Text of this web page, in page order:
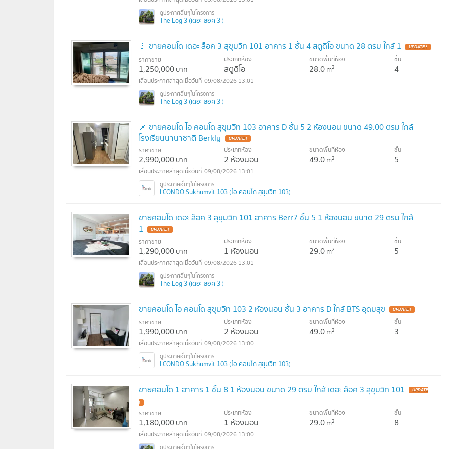
The Log 3 (เดอะ ลอค 3 )
🚩 ขายคอนโด เดอะ ล็อค 3 สุขุมวิท 101 อาคาร 1 ชั้น 4 สตูดิโอ ขนาด 28 ตรม ใกล้ 1 UPDATE !
ราคาขาย
1,250,000บาท
ประเภทห้อง
สตูดิโอ
ขนาดพื้นที่ห้อง
28.0m2
ชั้น
4
09/08/2026 13:01
The Log 3 (เดอะ ลอค 3 )
📌 ขายคอนโด ไอ คอนโด สุขุมวิท 103 อาคาร D ชั้น 5 2 ห้องนอน ขนาด 49.00 ตรม ใกล้
โรงเรียนนานาชาติ Berkly
UPDATE !
ราคาขาย
2,990,000บาท
ประเภทห้อง
2 ห้องนอน
ขนาดพื้นที่ห้อง
49.0m2
ชั้น
5
09/08/2026 13:01
I CONDO Sukhumvit 103 (ไอ คอนโด สุขุมวิท 103)
ขายคอนโด เดอะ ล็อค 3 สุขุมวิท 101 อาคาร Berr7 ชั้น 5 1 ห้องนอน ขนาด 29 ตรม ใกล้
1
UPDATE !
ราคาขาย
1,290,000บาท
ประเภทห้อง
1 ห้องนอน
ขนาดพื้นที่ห้อง
29.0m2
ชั้น
5
09/08/2026 13:01
The Log 3 (เดอะ ลอค 3 )
ขายคอนโด ไอ คอนโด สุขุมวิท 103 2 ห้องนอน ชั้น 3 อาคาร D ใกล้ BTS อุดมสุข UPDATE !
ราคาขาย
1,990,000บาท
ประเภทห้อง
2 ห้องนอน
ขนาดพื้นที่ห้อง
49.0m2
ชั้น
3
09/08/2026 13:00
I CONDO Sukhumvit 103 (ไอ คอนโด สุขุมวิท 103)
ขายคอนโด 1 อาคาร 1 ชั้น 8 1 ห้องนอน ขนาด 29 ตรม ใกล้ เดอะ ล็อค 3 สุขุมวิท 101 UPDATE
!
ราคาขาย
1,180,000บาท
ประเภทห้อง
1 ห้องนอน
ขนาดพื้นที่ห้อง
29.0m2
ชั้น
8
09/08/2026 13:00